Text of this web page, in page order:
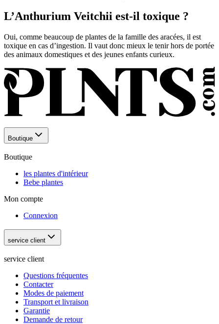
L’Anthurium Veitchii est-il toxique ?
Oui, comme beaucoup de plantes de la famille des aracées, il est
toxique en cas d’ingestion. Il vaut donc mieux le tenir hors de portée
des animaux domestiques et des jeunes enfants curieux.
Boutique
Boutique
les plantes d'intérieur
Bebe plantes
Mon compte
Connexion
service client
service client
Questions fréquentes
Contacter
Modes de paiement
Transport et livraison
Garantie
Demande de retour